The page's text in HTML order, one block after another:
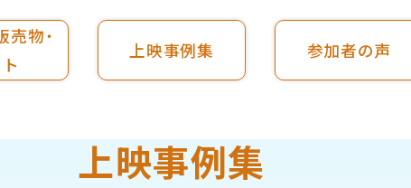
売物・
上映事例集 参加者の声
上映事例集